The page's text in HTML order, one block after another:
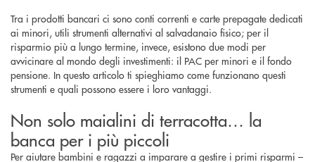
Tra i prodotti bancari ci sono conti correnti e carte prepagate dedicati
ai minori, utili strumenti alternativi al salvadanaio fisico; per il
risparmio più a lungo termine, invece, esistono due modi per
avvicinare al mondo degli investimenti: il PAC per minori e il fondo
pensione. In questo articolo ti spieghiamo come funzionano questi
strumenti e quali possono essere i loro vantaggi.
Non solo maialini di terracotta… la
banca per i più piccoli
Per aiutare bambini e ragazzi a imparare a gestire i primi risparmi –